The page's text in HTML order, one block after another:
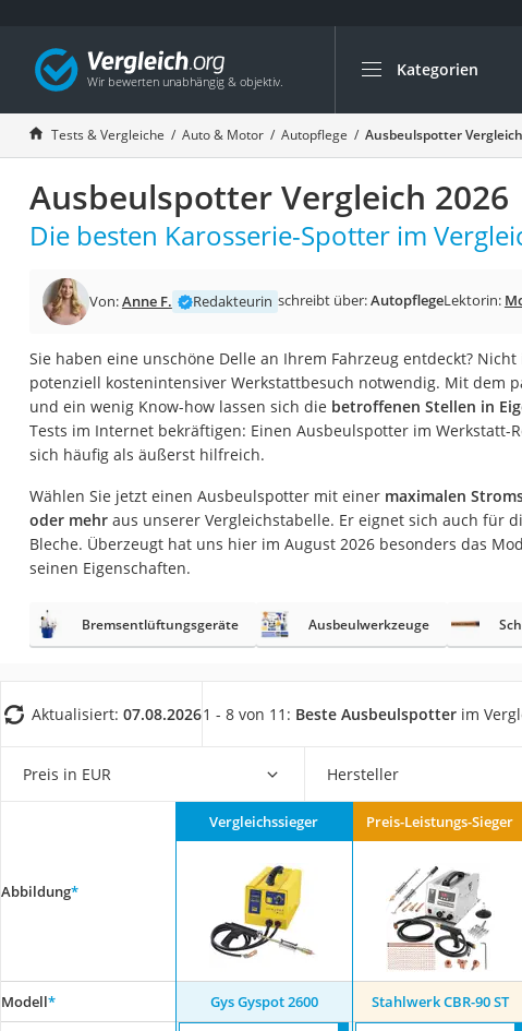
Kategorien
Die beliebtesten
Auto & Motor
Fahrradträger-
Fahrradträger
Fahrradträger
Fahrradträger 3
Benzinkanister (20 l)
Fahrradträger E-Bike
Benzinkanister
Marderschreck
AGM-Batterie
Thule-Fahrradträger
Autobatterie-
Alkoholtester
Diesel-Additiv
Wagenheber
Tests & Vergleiche Auto & Motor Autopflege Ausbeulspotter
Ausbeulspotter Vergleich 2026
Die besten Karosserie-Spotter im
Von:Anne F. Redakteurin schreibt über:AutopflegeLektorin:
Sie haben eine unschöne Delle an Ihrem Fahrzeug entdeckt?
potenziell kostenintensiver Werkstattbesuch notwendig. Mit dem
und ein wenig Know-how lassen sich die betroffenen Stellen in
Tests im Internet bekräftigen: Einen Ausbeulspotter im Werkstatt-
sich häufig als äußerst hilfreich.
Wählen Sie jetzt einen Ausbeulspotter mit einer maximalen
oder mehraus unserer Vergleichstabelle. Er eignet sich auch für
Bleche. Überzeugt hat uns hier im August 2026 besonders das
seinen Eigenschaften.
Bremsentlüftungsgeräte Ausbeulwerkzeuge
Aktualisiert: 07.08.20261 - 8 von 11: Beste Ausbeulspotter im
Preis in EUR Hersteller
Abbildung*
Vergleichssieger Preis-Leistungs-Sieger
Modell* Gys Gyspot 2600 Stahlwerk CBR-90 ST